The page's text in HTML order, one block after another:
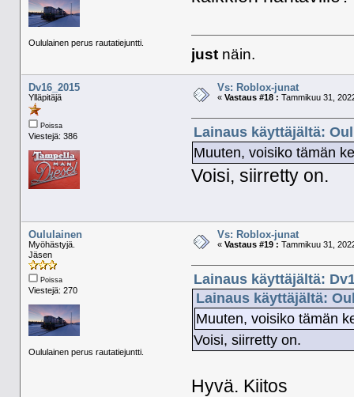
Oululainen perus rautatiejuntti.
just näin.
Dv16_2015
Ylläpitäjä
Poissa
Viestejä: 386
Vs: Roblox-junat
« Vastaus #18 : Tammikuu 31,
Lainaus käyttäjältä:
Muuten, voisiko tämän
Voisi, siirretty on.
Oululainen
Myöhästyjä.
Jäsen
Poissa
Viestejä: 270
Oululainen perus rautatiejuntti.
Vs: Roblox-junat
« Vastaus #19 : Tammikuu 31,
Lainaus käyttäjältä:
Lainaus käyttäjältä:
Muuten, voisiko tämän
Voisi, siirretty on.
Hyvä. Kiitos